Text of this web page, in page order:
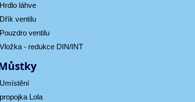
Hrdlo láhve
Dřík ventilu
Pouzdro ventilu
Vložka - redukce DIN/INT
Umístění
propojka Lola